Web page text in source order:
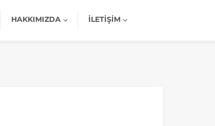
HAKKIMIZDA İLETIŞIM